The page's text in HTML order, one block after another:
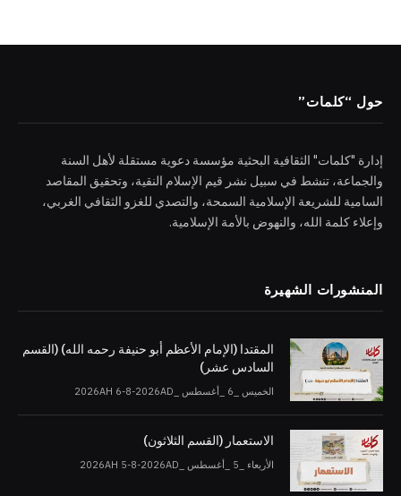
حول “كلمات”
إدارة "كلمات" الثقافية البحثية مؤسسة دعوية مستقلة لأهل السنة
والجماعة، تنشط في سبيل نشر قيم الإسلام النقية، وتحقيق المقاصد
السامية للشريعة الإسلامية السمحة، والتصدي للغزو الثقافي الغربي،
وإعلاء كلمة الله، والنهوض بالأمة الإسلامية.
المنشورات الشهيرة
المقتدا (الإمام الأعظم أبو حنيفة رحمه الله) (القسم
السادس عشر)
الخميس _6 _أغسطس _2026AH 6-8-2026AD
الاستعمار (القسم الثلاثون)
الأربعاء _5 _أغسطس _2026AH 5-8-2026AD